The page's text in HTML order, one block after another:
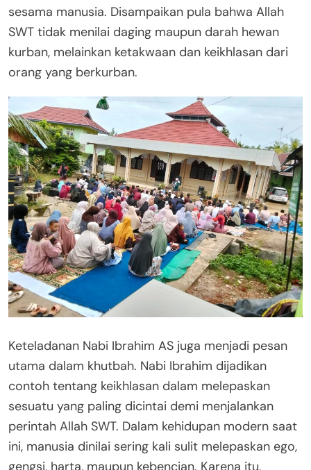
sesama manusia. Disampaikan pula bahwa Allah
SWT tidak menilai daging maupun darah hewan
kurban, melainkan ketakwaan dan keikhlasan dari
orang yang berkurban.
Keteladanan Nabi Ibrahim AS juga menjadi pesan
utama dalam khutbah. Nabi Ibrahim dijadikan
contoh tentang keikhlasan dalam melepaskan
sesuatu yang paling dicintai demi menjalankan
perintah Allah SWT. Dalam kehidupan modern saat
ini, manusia dinilai sering kali sulit melepaskan ego,
gengsi, harta, maupun kebencian. Karena itu,